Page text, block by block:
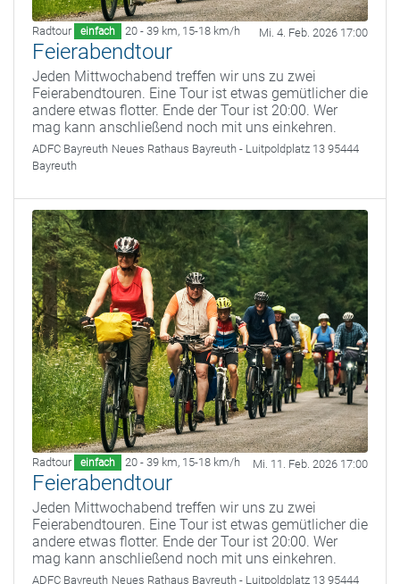
Radtour einfach 20 - 39 km, 15-18 km/h Mi. 4. Feb. 2026 17:00
Feierabendtour
Jeden Mittwochabend treffen wir uns zu zwei
Feierabendtouren. Eine Tour ist etwas gemütlicher die
andere etwas flotter. Ende der Tour ist 20:00. Wer
mag kann anschließend noch mit uns einkehren.
ADFC Bayreuth Neues Rathaus Bayreuth - Luitpoldplatz 13 95444
Bayreuth
Radtour einfach 20 - 39 km, 15-18 km/h Mi. 11. Feb. 2026 17:00
Feierabendtour
Jeden Mittwochabend treffen wir uns zu zwei
Feierabendtouren. Eine Tour ist etwas gemütlicher die
andere etwas flotter. Ende der Tour ist 20:00. Wer
mag kann anschließend noch mit uns einkehren.
ADFC Bayreuth Neues Rathaus Bayreuth - Luitpoldplatz 13 95444